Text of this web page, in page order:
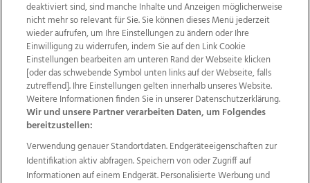
Wir über uns Mediadaten Kontakt
Jobs
Datenschutz
Impressum
AGB Anzeigekunden
AGB Website
Ehrenkodex Politische Werbung
Weitere Angebote des Medienhauses Wimmer
TV1 di-mog-i.at OÖNow
Ischler Woche
deaktiviert sind, sind manche Inhalte und Anzeigen möglicherweise
nicht mehr so relevant für Sie. Sie können dieses Menü jederzeit
wieder aufrufen, um Ihre Einstellungen zu ändern oder Ihre
Einwilligung zu widerrufen, indem Sie auf den Link Cookie
Einstellungen bearbeiten am unteren Rand der Webseite klicken
[oder das schwebende Symbol unten links auf der Webseite, falls
zutreffend]. Ihre Einstellungen gelten innerhalb unseres Website.
Weitere Informationen finden Sie in unserer Datenschutzerklärung.
Wir und unsere Partner verarbeiten Daten, um Folgendes
bereitzustellen:
Verwendung genauer Standortdaten. Endgeräteeigenschaften zur
Identifikation aktiv abfragen. Speichern von oder Zugriff auf
Informationen auf einem Endgerät. Personalisierte Werbung und